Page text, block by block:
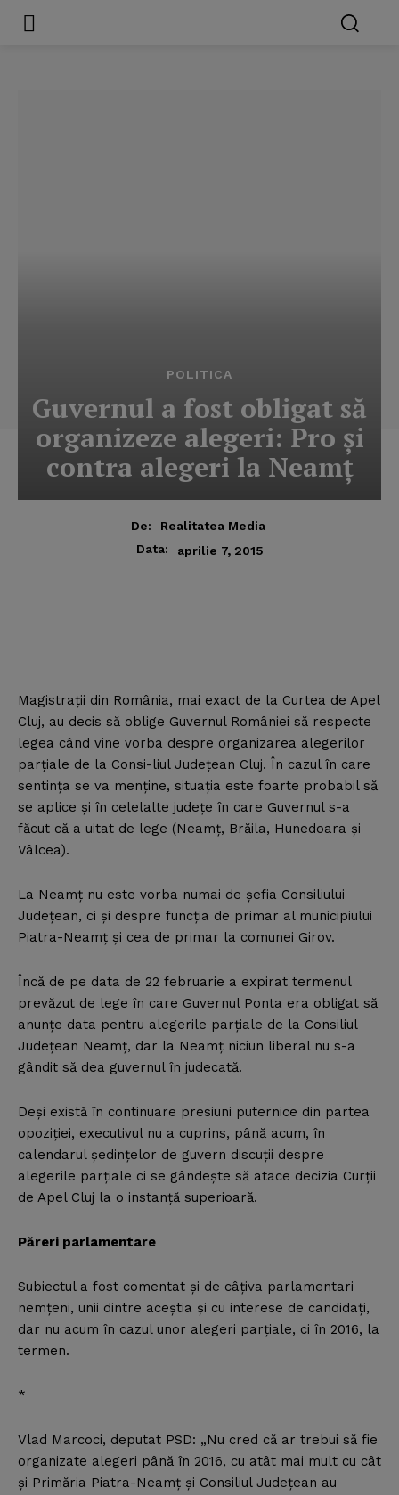
POLITICA
Guvernul a fost obligat să
organizeze alegeri: Pro şi
contra alegeri la Neamţ
De:
Realitatea Media
Data:
aprilie 7, 2015
Magistraţii din România, mai exact de la Curtea de Apel
Cluj, au decis să oblige Guvernul României să respecte
legea când vine vorba despre organizarea alegerilor
parţiale de la Consi-liul Judeţean Cluj. În cazul în care
sentinţa se va menţine, situaţia este foarte probabil să
se aplice şi în celelalte judeţe în care Guvernul s-a
făcut că a uitat de lege (Neamţ, Brăila, Hunedoara şi
Vâlcea).
La Neamţ nu este vorba numai de şefia Consiliului
Judeţean, ci şi despre funcţia de primar al municipiului
Piatra-Neamţ şi cea de primar la comunei Girov.
Încă de pe data de 22 februarie a expirat termenul
prevăzut de lege în care Guvernul Ponta era obligat să
anunţe data pentru alegerile parţiale de la Consiliul
Judeţean Neamţ, dar la Neamţ niciun liberal nu s-a
gândit să dea guvernul în judecată.
Deşi există în continuare presiuni puternice din partea
opoziţiei, executivul nu a cuprins, până acum, în
calendarul şedinţelor de guvern discuţii despre
alegerile parţiale ci se gândeşte să atace decizia Curţii
de Apel Cluj la o instanţă superioară.
Păreri parlamentare
Subiectul a fost comentat şi de câţiva parlamentari
nemţeni, unii dintre aceştia şi cu interese de candidaţi,
dar nu acum în cazul unor alegeri parţiale, ci în 2016, la
termen.
*
Vlad Marcoci, deputat PSD: „Nu cred că ar trebui să fie
organizate alegeri până în 2016, cu atât mai mult cu cât
şi Primăria Piatra-Neamţ şi Consiliul Judeţean au